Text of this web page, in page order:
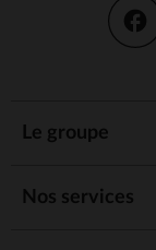
Le groupe
Nos services